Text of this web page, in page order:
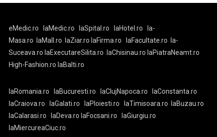
eMedic.ro laMedic.ro laSpital.ro laHotel.ro
la-
Masa.ro
laMall.ro laZiar.ro laFirma.ro laFacultate.ro
la-
Suceava.ro laExecutareSilita.ro laChisinau.ro laPiatraNeamt.ro
High-Fashion.ro laBalti.ro
laRomania.ro laBucuresti.ro laClujNapoca.ro
laConstanta.ro
laCraiova.ro
laGalati.ro laPloiesti.ro laTimisoara.ro
laBuzau.ro
laCalarasi.ro
laDeva.ro laFocsani.ro
laGiurgiu.ro
laMiercureaCiuc.ro